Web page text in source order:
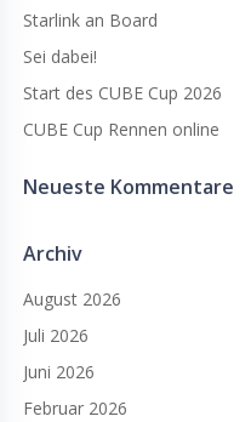
Starlink an Board
Sei dabei!
Start des CUBE Cup 2026
CUBE Cup Rennen online
Neueste Kommentare
Archiv
August 2026
Juli 2026
Juni 2026
Februar 2026